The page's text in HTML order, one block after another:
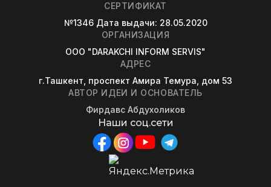
СЕРТИФИКАТ
№1346 Дата выдачи: 28.05.2020
ОРГАНИЗАЦИЯ
OOO "DARAKCHI INFORM SERVIS"
АДРЕС
г.Ташкент, проспект Амира Темура, дом 53
АВТОР ИДЕИ И ОСНОВАТЕЛЬ
Фирдавс Абдухоликов
Наши соц.сети